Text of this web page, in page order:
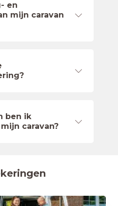
en
mijn caravan
ben ik
caravan?